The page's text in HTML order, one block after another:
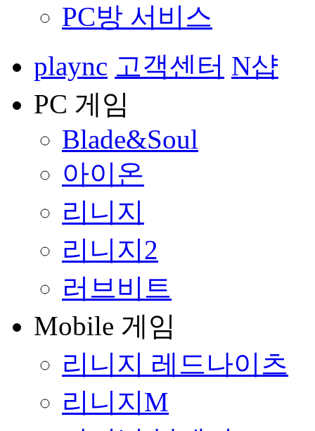
PC방 서비스
plaync 고객센터 N샵
PC 게임
Blade&Soul
아이온
리니지
리니지2
러브비트
Mobile 게임
리니지 레드나이츠
리니지M